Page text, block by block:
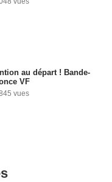
au départ ! Bande-
VF
vues